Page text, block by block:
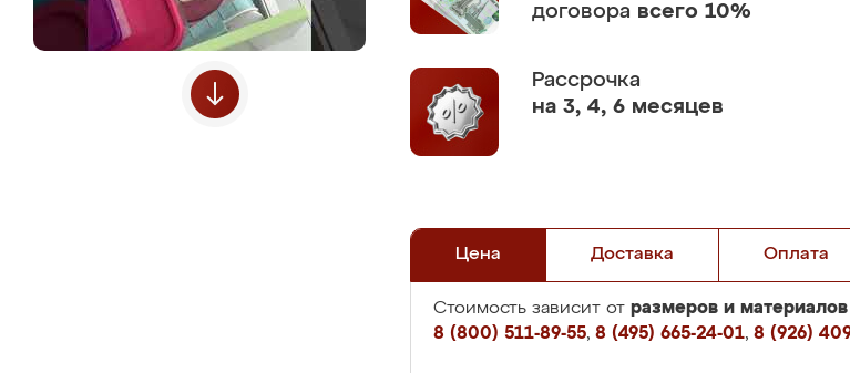
договора всего 10%
Рассрочка
на 3, 4, 6 месяцев
Цена Доставка Оплата
Стоимость зависит от размеров и материалов
8 (800) 511-89-55, 8 (495) 665-24-01, 8 (926)